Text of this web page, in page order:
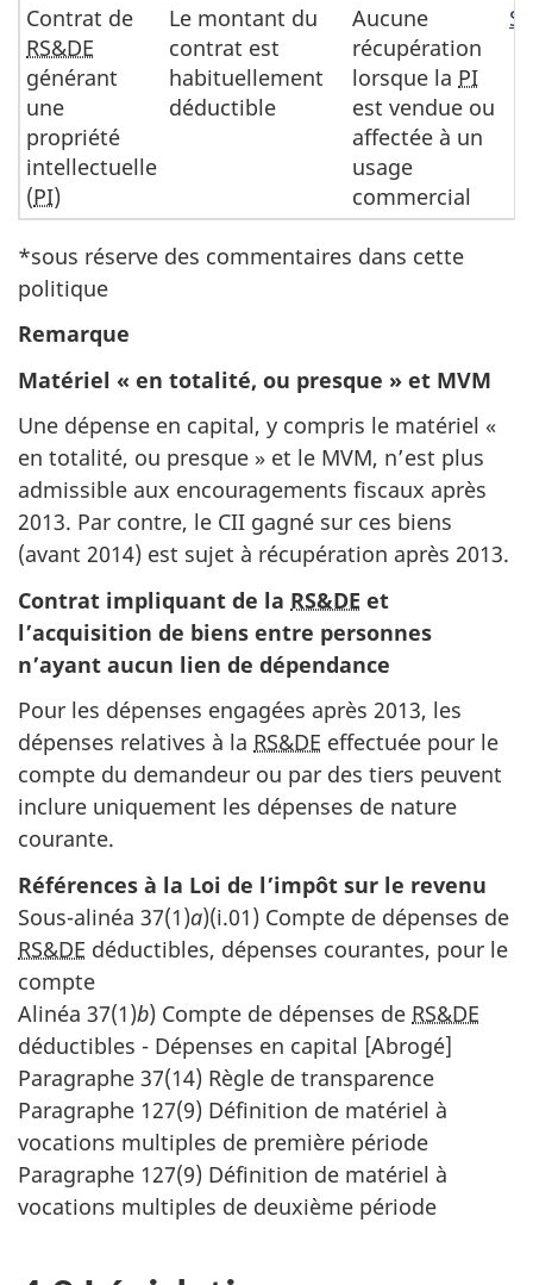
Contrat de
RS&DE
générant
une
propriété
intellectuelle
(PI)
Le montant du
contrat est
habituellement
déductible
Aucune
récupération
lorsque la PI
est vendue ou
affectée à un
usage
commercial
*sous réserve des commentaires dans cette
politique
Remarque
Matériel « en totalité, ou presque » et MVM
Une dépense en capital, y compris le matériel «
en totalité, ou presque » et le MVM, n’est plus
admissible aux encouragements fiscaux après
2013. Par contre, le CII gagné sur ces biens
(avant 2014) est sujet à récupération après 2013.
Contrat impliquant de la RS&DE et
l’acquisition de biens entre personnes
n’ayant aucun lien de dépendance
Pour les dépenses engagées après 2013, les
dépenses relatives à la RS&DE effectuée pour le
compte du demandeur ou par des tiers peuvent
inclure uniquement les dépenses de nature
courante.
Références à la Loi de l’impôt sur le revenu
Sous-alinéa 37(1)a)(i.01) Compte de dépenses de
RS&DE déductibles, dépenses courantes, pour le
compte
Alinéa 37(1)b) Compte de dépenses de RS&DE
déductibles - Dépenses en capital [Abrogé]
Paragraphe 37(14) Règle de transparence
Paragraphe 127(9) Définition de matériel à
vocations multiples de première période
Paragraphe 127(9) Définition de matériel à
vocations multiples de deuxième période